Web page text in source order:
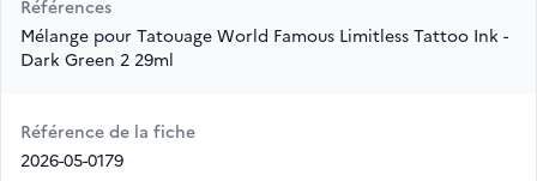
Références
Mélange pour Tatouage World Famous Limitless Tattoo Ink -
Dark Green 2 29ml
Référence de la fiche
2026-05-0179